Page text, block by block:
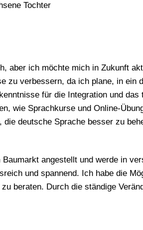
Tochter
aber ich möchte mich in Zukunft
zu verbessern, da ich plane, in ein
für die Integration und
wie Sprachkurse und Online-
deutsche Sprache besser zu
Baumarkt angestellt und werde in
und spannend. Ich habe die
beraten. Durch die ständige